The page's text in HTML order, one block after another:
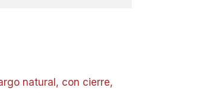
natural, con cierre,